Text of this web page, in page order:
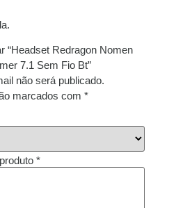
“Headset Redragon Nomen
7.1 Sem Fio Bt”
não será publicado.
marcados com *
*